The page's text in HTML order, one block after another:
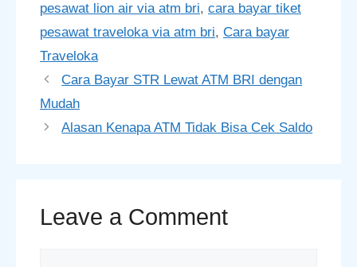
pesawat lion air via atm bri, cara bayar tiket
pesawat traveloka via atm bri, Cara bayar
Traveloka
Cara Bayar STR Lewat ATM BRI dengan
Mudah
Alasan Kenapa ATM Tidak Bisa Cek Saldo
Leave a Comment